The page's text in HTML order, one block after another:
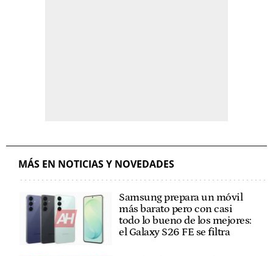
MÁS EN NOTICIAS Y NOVEDADES
Samsung prepara un móvil
más barato pero con casi
todo lo bueno de los mejores:
el Galaxy S26 FE se filtra